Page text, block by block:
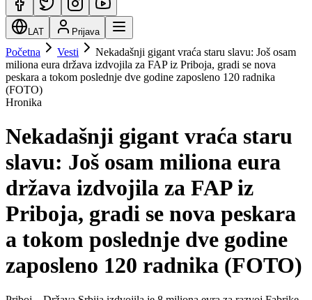
LAT Prijava
Početna Vesti
Nekadašnji gigant vraća staru slavu: Još osam
miliona eura država izdvojila za FAP iz Priboja, gradi se nova
peskara a tokom poslednje dve godine zaposleno 120 radnika
(FOTO)
Hronika
Nekadašnji gigant vraća staru
slavu: Još osam miliona eura
država izdvojila za FAP iz
Priboja, gradi se nova peskara
a tokom poslednje dve godine
zaposleno 120 radnika (FOTO)